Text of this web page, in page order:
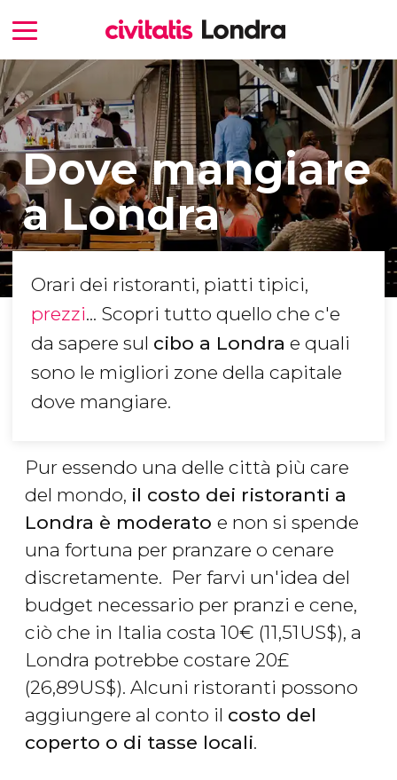
Dove mangiare
a Londra
Orari dei ristoranti, piatti tipici,
prezzi... Scopri tutto quello che c'e
da sapere sul cibo a Londra e quali
sono le migliori zone della capitale
dove mangiare.
Pur essendo una delle città più care
del mondo, il costo dei ristoranti a
Londra è moderato e non si spende
una fortuna per pranzare o cenare
discretamente. Per farvi un'idea del
budget necessario per pranzi e cene,
ciò che in Italia costa 10€ (11,51 US$), a
Londra potrebbe costare 20£
(26,89US$). Alcuni ristoranti possono
aggiungere al conto il costo del
coperto o di tasse locali.